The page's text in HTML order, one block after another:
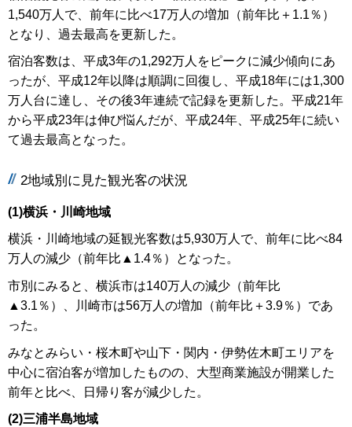
1,540万人で、前年に比べ17万人の増加（前年比＋1.1％）
となり、過去最高を更新した。
宿泊客数は、平成3年の1,292万人をピークに減少傾向にあ
ったが、平成12年以降は順調に回復し、平成18年には1,300
万人台に達し、その後3年連続で記録を更新した。平成21年
から平成23年は伸び悩んだが、平成24年、平成25年に続い
て過去最高となった。
2地域別に見た観光客の状況
(1)横浜・川崎地域
横浜・川崎地域の延観光客数は5,930万人で、前年に比べ84
万人の減少（前年比▲1.4％）となった。
市別にみると、横浜市は140万人の減少（前年比
▲3.1％）、川崎市は56万人の増加（前年比＋3.9％）であ
った。
みなとみらい・桜木町や山下・関内・伊勢佐木町エリアを
中心に宿泊客が増加したものの、大型商業施設が開業した
前年と比べ、日帰り客が減少した。
(2)三浦半島地域